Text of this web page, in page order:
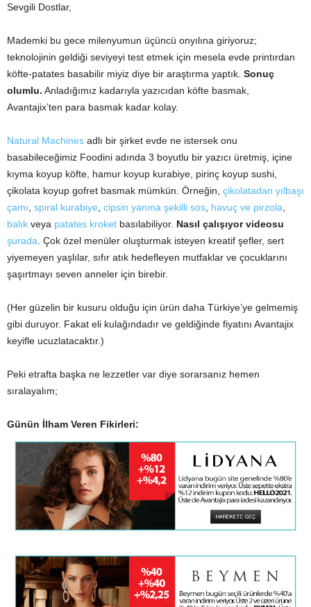
Sevgili Dostlar,
Mademki bu gece milenyumun üçüncü onyılına giriyoruz;
teknolojinin geldiği seviyeyi test etmek için mesela evde printırdan
köfte-patates basabilir miyiz diye bir araştırma yaptık. Sonuç
olumlu. Anladığımız kadarıyla yazıcıdan köfte basmak,
Avantajix’ten para basmak kadar kolay.
Natural Machines adlı bir şirket evde ne istersek onu
basabileceğimiz Foodini adında 3 boyutlu bir yazıcı üretmiş, içine
kıyma koyup köfte, hamur koyup kurabiye, pirinç koyup sushi,
çikolata koyup gofret basmak mümkün. Örneğin, çikolatadan yılbaşı
çamı spiral kurabiye cipsin yanına şekilli sos havuç ve pirzola
balık veya patates kroket basılabiliyor. Nasıl çalışıyor videosu
şurada . Çok özel menüler oluşturmak isteyen kreatif şefler, sert
yiyemeyen yaşlılar, sıfır atık hedefleyen mutfaklar ve çocuklarını
şaşırtmayı seven anneler için birebir.
(Her güzelin bir kusuru olduğu için ürün daha Türkiye’ye gelmemiş
gibi duruyor. Fakat eli kulağındadır ve geldiğinde fiyatını Avantajix
keyifle ucuzlatacaktır.)
Peki etrafta başka ne lezzetler var diye sorarsanız hemen
sıralayalım;
Günün İlham Veren Fikirleri: